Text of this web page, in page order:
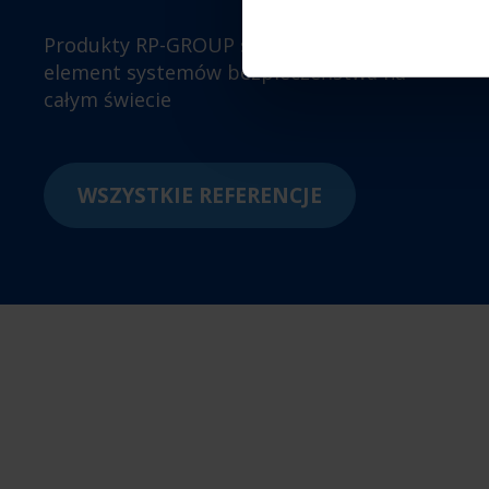
Produkty RP-GROUP stanowią istotny
element systemów bezpieczeństwa na
całym świecie
WSZYSTKIE REFERENCJE